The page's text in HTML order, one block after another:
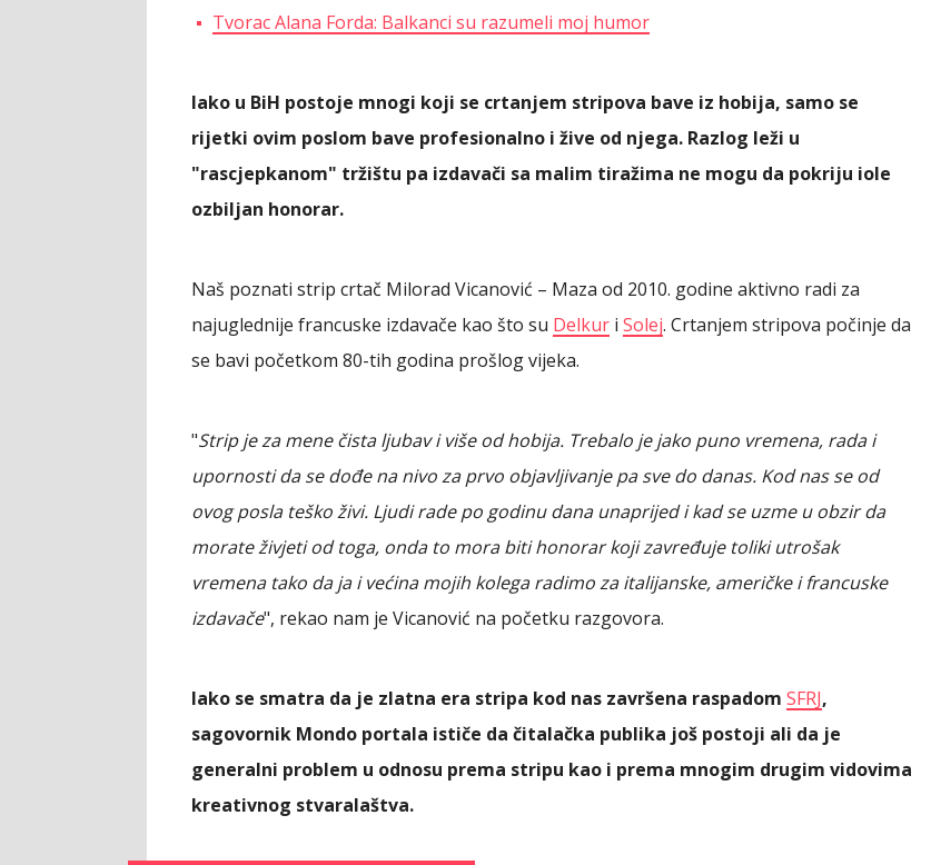
Tvorac Alana Forda: Balkanci su razumeli moj humor
Iako u BiH postoje mnogi koji se crtanjem stripova bave iz hobija, samo se
rijetki ovim poslom bave profesionalno i žive od njega. Razlog leži u
"rascjepkanom" tržištu pa izdavači sa malim tiražima ne mogu da pokriju iole
ozbiljan honorar.
Naš poznati strip crtač Milorad Vicanović – Maza od 2010. godine aktivno radi za
najuglednije francuske izdavače kao što su Delkur i Solej. Crtanjem stripova počinje da
se bavi početkom 80-tih godina prošlog vijeka.
"Strip je za mene čista ljubav i više od hobija. Trebalo je jako puno vremena, rada i
upornosti da se dođe na nivo za prvo objavljivanje pa sve do danas. Kod nas se od
ovog posla teško živi. Ljudi rade po godinu dana unaprijed i kad se uzme u obzir da
morate živjeti od toga, onda to mora biti honorar koji zavređuje toliki utrošak
vremena tako da ja i većina mojih kolega radimo za italijanske, američke i francuske
izdavače", rekao nam je Vicanović na početku razgovora.
Iako se smatra da je zlatna era stripa kod nas završena raspadom SFRJ,
sagovornik Mondo portala ističe da čitalačka publika još postoji ali da je
generalni problem u odnosu prema stripu kao i prema mnogim drugim vidovima
kreativnog stvaralaštva.